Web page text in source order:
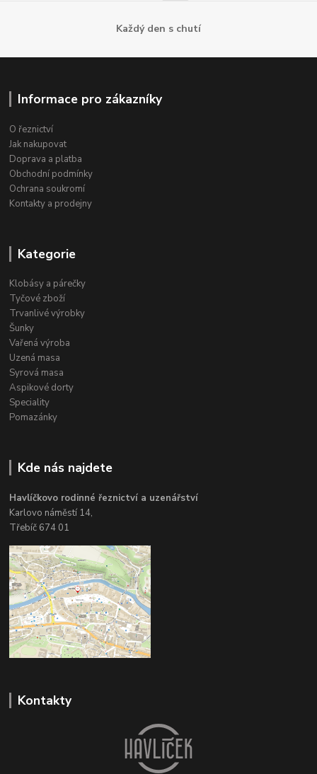
Každý den s chutí
Informace pro zákazníky
O řeznictví
Jak nakupovat
Doprava a platba
Obchodní podmínky
Ochrana soukromí
Kontakty a prodejny
Kategorie
Klobásy a párečky
Tyčové zboží
Trvanlivé výrobky
Šunky
Vařená výroba
Uzená masa
Syrová masa
Aspikové dorty
Speciality
Pomazánky
Kde nás najdete
Havlíčkovo rodinné řeznictví a uzenářství
Karlovo náměstí 14,
Třebíč 674 01
Kontakty